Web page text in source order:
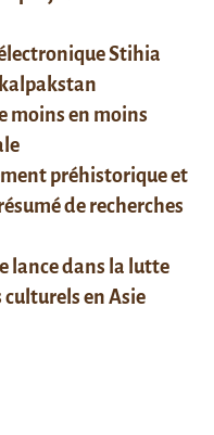
Stihia
moins en moins
préhistorique et
de recherches
lance dans la lutte
en Asie